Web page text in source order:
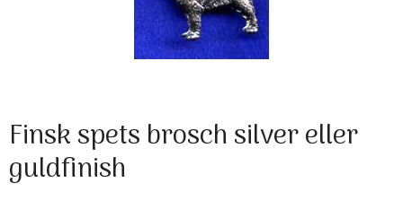
Finsk spets brosch silver eller
guldfinish